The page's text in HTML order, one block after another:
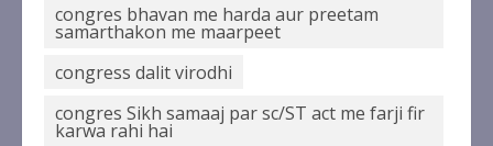
congres bhavan me harda aur preetam
samarthakon me maarpeet
congress dalit virodhi
congres Sikh samaaj par sc/ST act me farji fir
karwa rahi hai